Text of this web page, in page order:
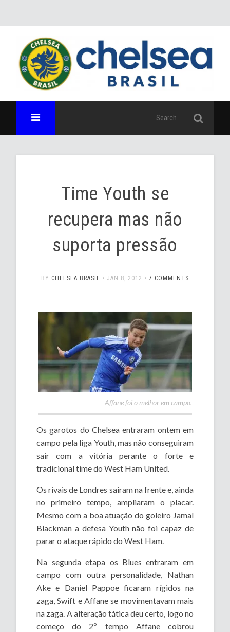
Time Youth se
recupera mas não
suporta pressão
BY CHELSEA BRASIL • JAN 8, 2012 • 7 COMMENTS
Affane foi o melhor em campo.
Os garotos do Chelsea entraram ontem em
campo pela liga Youth, mas não conseguiram
sair com a vitória perante o forte e
tradicional time do West Ham United.
Os rivais de Londres saíram na frente e, ainda
no primeiro tempo, ampliaram o placar.
Mesmo com a boa atuação do goleiro Jamal
Blackman a defesa Youth não foi capaz de
parar o ataque rápido do West Ham.
Na segunda etapa os Blues entraram em
campo com outra personalidade, Nathan
Ake e Daniel Pappoe ficaram rígidos na
zaga, Swift e Affane se movimentavam mais
na zaga. A alteração tática deu certo, logo no
começo do 2º tempo Affane cobrou